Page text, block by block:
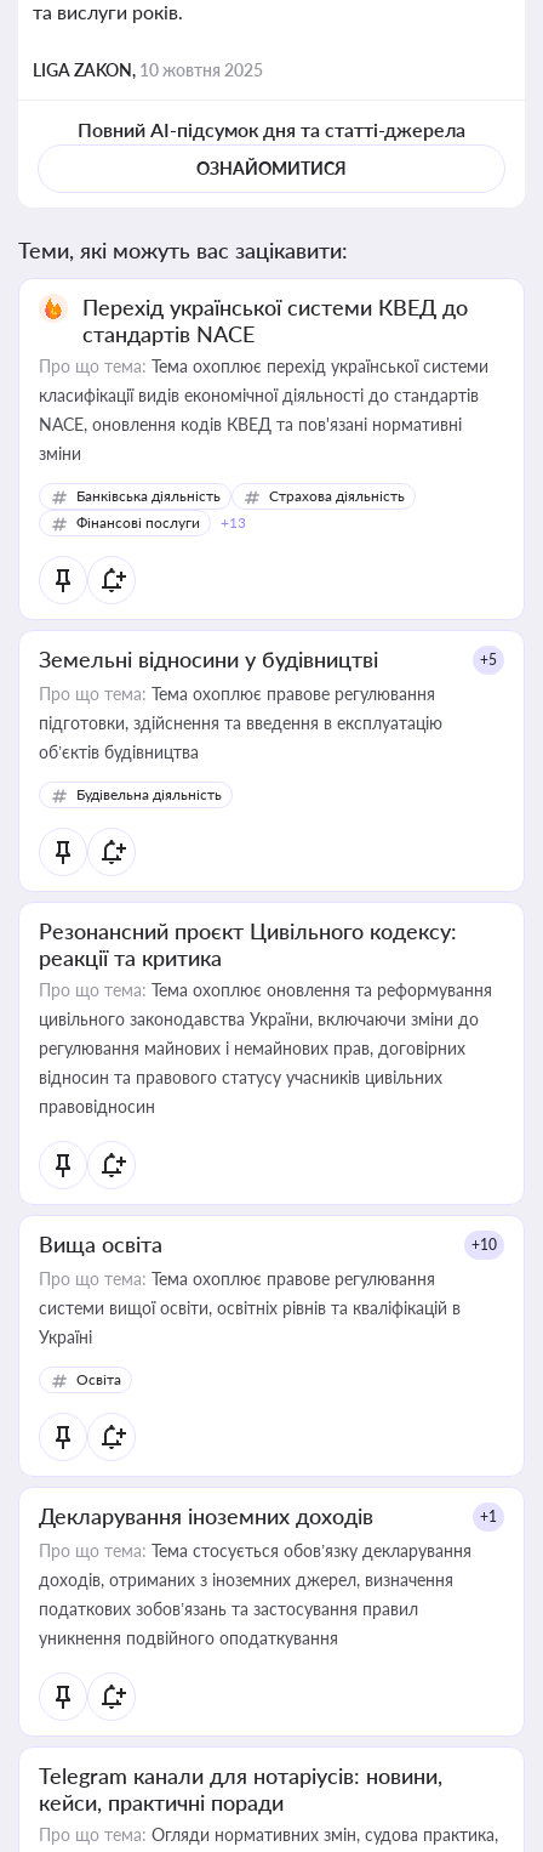
та вислуги років.
LIGA ZAKON, 10 жовтня 2025
Повний AI-підсумок дня та статті-джерела
ОЗНАЙОМИТИСЯ
Теми, які можуть вас зацікавити:
Перехід української системи КВЕД до
стандартів NACE
Про що тема: Тема охоплює перехід української системи
класифікації видів економічної діяльності до стандартів
NACE, оновлення кодів КВЕД та пов'язані нормативні
зміни
Банківська діяльність
Страхова діяльність
Фінансові послуги
+13
Земельні відносини у будівництві +5
Про що тема: Тема охоплює правове регулювання
підготовки, здійснення та введення в експлуатацію
об’єктів будівництва
Будівельна діяльність
Резонансний проєкт Цивільного кодексу:
реакції та критика
Про що тема: Тема охоплює оновлення та реформування
цивільного законодавства України, включаючи зміни до
регулювання майнових і немайнових прав, договірних
відносин та правового статусу учасників цивільних
правовідносин
Вища освіта +10
Про що тема: Тема охоплює правове регулювання
системи вищої освіти, освітніх рівнів та кваліфікацій в
Україні
Освіта
Декларування іноземних доходів +1
Про що тема: Тема стосується обов’язку декларування
доходів, отриманих з іноземних джерел, визначення
податкових зобов’язань та застосування правил
уникнення подвійного оподаткування
Telegram канали для нотаріусів: новини,
кейси, практичні поради
Про що тема: Огляди нормативних змін, судова практика,